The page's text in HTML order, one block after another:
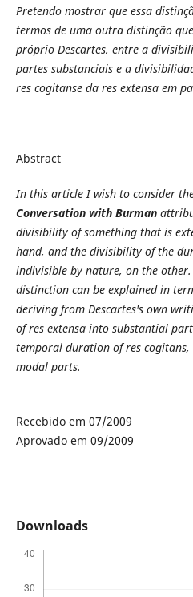
Pretendo mostrar que essa
termos de uma outra distinção
próprio Descartes, entre a
partes substanciais e a
res cogitanse da res extensa em
Abstract
In this article I wish to consider
Conversation with Burman
divisibility of something that is
hand, and the divisibility of the
indivisible by nature, on the
distinction can be explained in
deriving from Descartes's own
of res extensa into substantial
temporal duration of res cogitans,
modal parts.
Recebido em 07/2009
Aprovado em 09/2009
Downloads